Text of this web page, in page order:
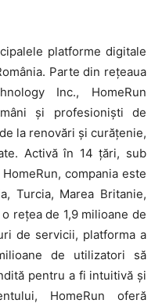
platforme digitale
Parte din rețeaua
Inc., HomeRun
și profesioniști de
la renovări și curățenie,
Activă în 14 țări, sub
compania este
Turcia, Marea Britanie,
rețea de 1,9 milioane de
de servicii, platforma a
de utilizatori să
pentru a fi intuitivă și
HomeRun oferă